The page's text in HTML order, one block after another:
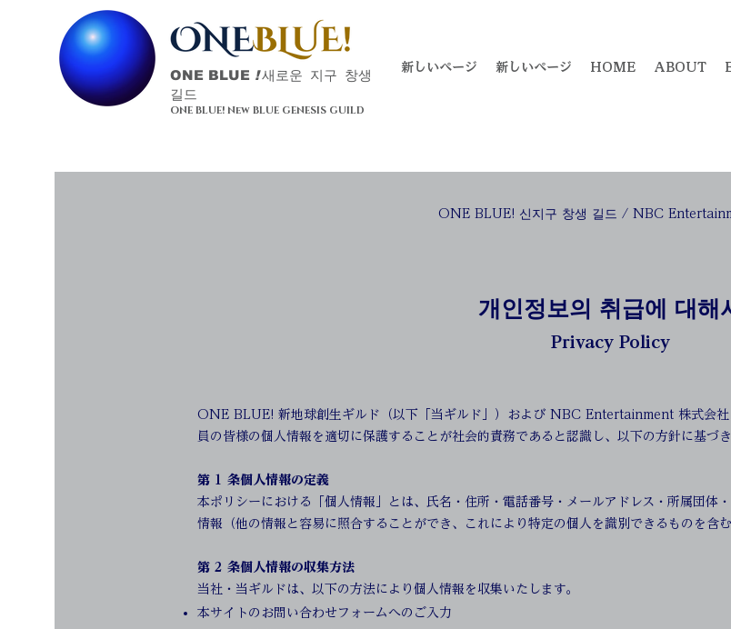
ONE BLUE ! 새로운 지구 창생
길드
ONE BLUE! New BLUE GENESIS GUILD
新しいページ 新しいページ HOME ABOUT
ONE BLUE! 신지구 창생 길드 / NBC
개인정보의 취급에 대해
Privacy Policy
ONE BLUE! 新地球創生ギルド（以下「当ギルド」）および NBC Entertainment 株式会社
員の皆様の個人情報を適切に保護することが社会的責務であると認識し、以下の方針に基づ
第 1 条個人情報の定義
本ポリシーにおける「個人情報」とは、氏名・住所・電話番号・メールアドレス・所属団体
情報（他の情報と容易に照合することができ、これにより特定の個人を識別できるものを含む
第 2 条個人情報の収集方法
当社・当ギルドは、以下の方法により個人情報を収集いたします。
本サイトのお問い合わせフォームへのご入力